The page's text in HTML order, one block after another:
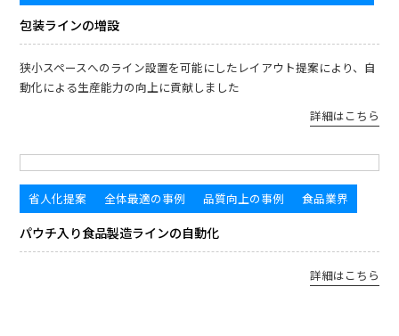
包装ラインの増設
狭小スペースへのライン設置を可能にしたレイアウト提案により、自
動化による生産能力の向上に貢献しました
詳細はこちら
省人化提案 全体最適の事例 品質向上の事例 食品業界
パウチ入り食品製造ラインの自動化
詳細はこちら